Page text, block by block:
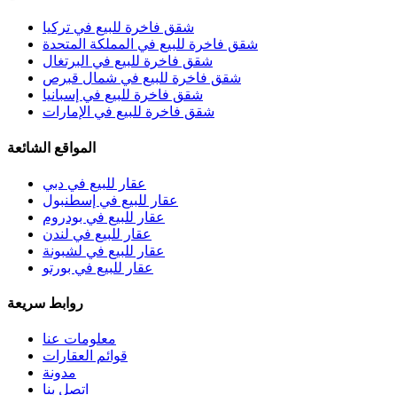
شقق فاخرة للبيع في تركيا
شقق فاخرة للبيع في المملكة المتحدة
شقق فاخرة للبيع في البرتغال
شقق فاخرة للبيع في شمال قبرص
شقق فاخرة للبيع في إسبانيا
شقق فاخرة للبيع في الإمارات
المواقع الشائعة
عقار للبيع في دبي
عقار للبيع في إسطنبول
عقار للبيع في بودروم
عقار للبيع في لندن
عقار للبيع في لشبونة
عقار للبيع في بورتو
روابط سريعة
معلومات عنا
قوائم العقارات
مدونة
اتصل بنا